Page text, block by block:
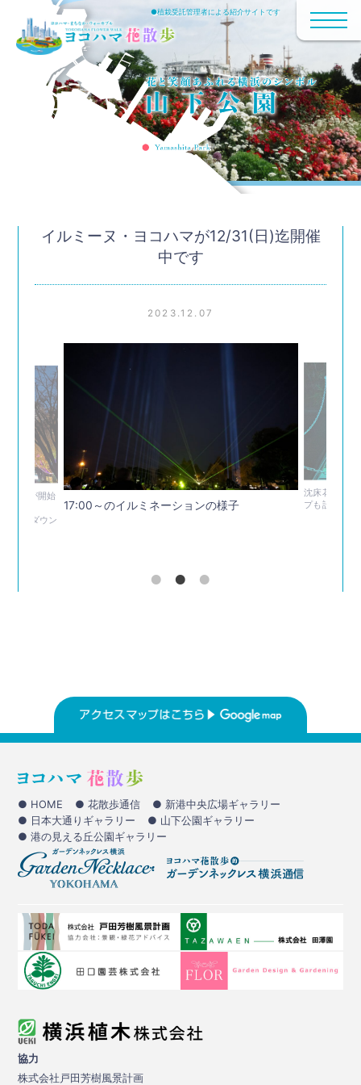
●植栽受託管理者による紹介サイトです
イルミーヌ・ヨコハマが12/31(日)迄開催
中です
2023.12.07
ョンが開始
ントダウン
17:00～のイルミネーションの様子
沈床花壇沿い
プも設置して
● HOME ● 花散歩通信
● 新港中央広場ギャラリー
● 日本大通りギャラリー
● 山下公園ギャラリー
● 港の見える丘公園ギャラリー
協力
株式会社戸田芳樹風景計画